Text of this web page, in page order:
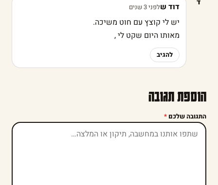
דוד שלפני 3 שנים
יש לי קוצץ עם חוט משיכה.
מאותו היום שקט לי ,
להגיב
הוספת תגובה
התגובה שלכם *